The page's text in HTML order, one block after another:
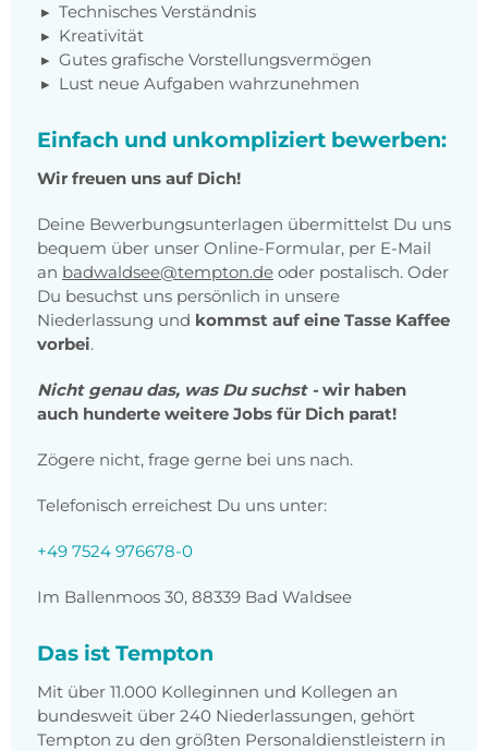
Technisches Verständnis
Kreativität
Gutes grafische Vorstellungsvermögen
Lust neue Aufgaben wahrzunehmen
Einfach und unkompliziert bewerben:
Wir freuen uns auf Dich!
Deine Bewerbungsunterlagen übermittelst Du uns
bequem über unser Online-Formular, per E-Mail
an badwaldsee@tempton.de oder postalisch. Oder
Du besuchst uns persönlich in unsere
Niederlassung und kommst auf eine Tasse Kaffee
vorbei.
Nicht genau das, was Du suchst -wir haben
auch hunderte weitere Jobs für Dich parat!
Zögere nicht, frage gerne bei uns nach.
Telefonisch erreichest Du uns unter:
+49 7524 976678-0
Im Ballenmoos 30, 88339 Bad Waldsee
Das ist Tempton
Mit über 11.000 Kolleginnen und Kollegen an
bundesweit über 240 Niederlassungen, gehört
Tempton zu den größten Personaldienstleistern in